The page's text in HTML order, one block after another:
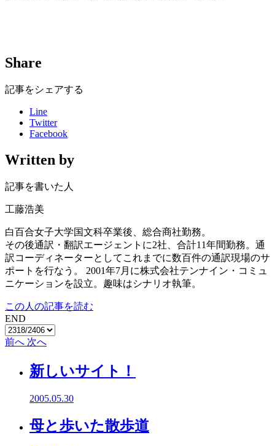
Share
記事をシェアする
Line
Twitter
Facebook
Written by
記事を書いた人
工藤浩美
白百合女子大学国文科卒業後、総合商社勤務。
その後通訳・翻訳エージェントに2社、合計11年間勤務。通
訳コーディネーターとしてこれまでに数百件の通訳現場のサ
ポートを行なう。 2001年7月に株式会社テンナイン・コミュ
ニケーションを設立。趣味はシナリオ執筆。
この人の記事を読む
END
前へ 次へ
新しいサイト！
2005.05.30
母と歩いた散歩道